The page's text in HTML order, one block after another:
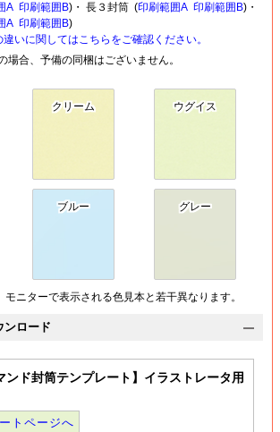
A 印刷範囲B)・ 長３封筒 (印刷範囲A 印刷範囲B)・
A 印刷範囲B)
いに関してはこちらをご確認ください。
場合、予備の同梱はございません。
クリーム ウグイス
ブルー グレー
ニターで表示される色見本と若干異なります。
ンロード
ンド封筒テンプレート】イラストレータ用
トページへ